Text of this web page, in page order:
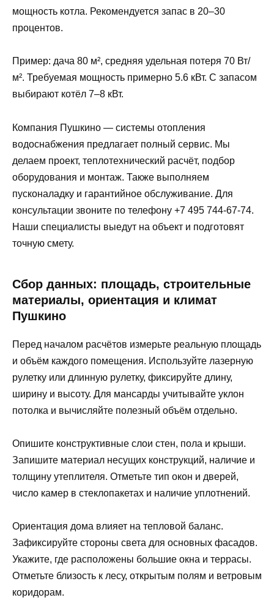
мощность котла. Рекомендуется запас в 20–30
процентов.
Пример: дача 80 м², средняя удельная потеря 70 Вт/
м². Требуемая мощность примерно 5.6 кВт. С запасом
выбирают котёл 7–8 кВт.
Компания Пушкино — системы отопления
водоснабжения предлагает полный сервис. Мы
делаем проект, теплотехнический расчёт, подбор
оборудования и монтаж. Также выполняем
пусконаладку и гарантийное обслуживание. Для
консультации звоните по телефону +7 495 744-67-74.
Наши специалисты выедут на объект и подготовят
точную смету.
Сбор данных: площадь, строительные
материалы, ориентация и климат
Пушкино
Перед началом расчётов измерьте реальную площадь
и объём каждого помещения. Используйте лазерную
рулетку или длинную рулетку, фиксируйте длину,
ширину и высоту. Для мансарды учитывайте уклон
потолка и вычисляйте полезный объём отдельно.
Опишите конструктивные слои стен, пола и крыши.
Запишите материал несущих конструкций, наличие и
толщину утеплителя. Отметьте тип окон и дверей,
число камер в стеклопакетах и наличие уплотнений.
Ориентация дома влияет на тепловой баланс.
Зафиксируйте стороны света для основных фасадов.
Укажите, где расположены большие окна и террасы.
Отметьте близость к лесу, открытым полям и ветровым
коридорам.